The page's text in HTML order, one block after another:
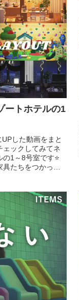
ートホテルの1
した動画をまと
ェックしてみてネ
1～8号室です⭐️
たちをつかって